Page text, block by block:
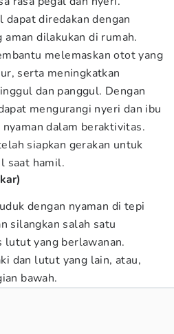
diredakan dengan
aman dilakukan di rumah.
melemaskan otot yang
serta meningkatkan
dan panggul. Dengan
mengurangi nyeri dan ibu
dalam beraktivitas.
siapkan gerakan untuk
saat hamil.
dengan nyaman di tepi
silangkan salah satu
lutut yang berlawanan.
dan lutut yang lain, atau,
bawah.